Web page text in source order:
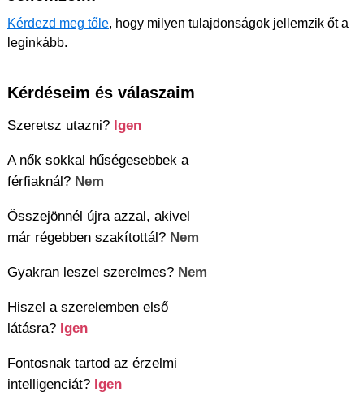
Kérdezd meg tőle, hogy milyen tulajdonságok jellemzik őt a
leginkább.
Kérdéseim és válaszaim
Szeretsz utazni? Igen
A nők sokkal hűségesebbek a
férfiaknál? Nem
Összejönnél újra azzal, akivel
már régebben szakítottál? Nem
Gyakran leszel szerelmes? Nem
Hiszel a szerelemben első
látásra? Igen
Fontosnak tartod az érzelmi
intelligenciát? Igen